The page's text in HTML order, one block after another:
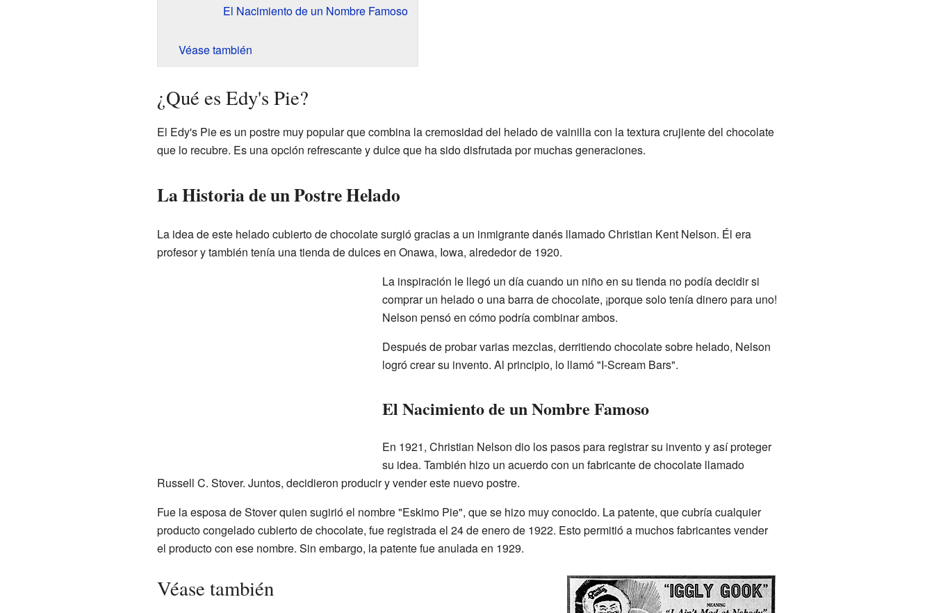
El Nacimiento de un Nombre Famoso
Véase también
¿Qué es Edy's Pie?
El Edy's Pie es un postre muy popular que combina la cremosidad del helado de vainilla con la textura crujiente del chocolate
que lo recubre. Es una opción refrescante y dulce que ha sido disfrutada por muchas generaciones.
La Historia de un Postre Helado
La idea de este helado cubierto de chocolate surgió gracias a un inmigrante danés llamado Christian Kent Nelson. Él era
profesor y también tenía una tienda de dulces en Onawa, Iowa, alrededor de 1920.
La inspiración le llegó un día cuando un niño en su tienda no podía decidir si
comprar un helado o una barra de chocolate, ¡porque solo tenía dinero para uno!
Nelson pensó en cómo podría combinar ambos.
Después de probar varias mezclas, derritiendo chocolate sobre helado, Nelson
logró crear su invento. Al principio, lo llamó "I-Scream Bars".
El Nacimiento de un Nombre Famoso
En 1921, Christian Nelson dio los pasos para registrar su invento y así proteger
su idea. También hizo un acuerdo con un fabricante de chocolate llamado
Russell C. Stover. Juntos, decidieron producir y vender este nuevo postre.
Fue la esposa de Stover quien sugirió el nombre "Eskimo Pie", que se hizo muy conocido. La patente, que cubría cualquier
producto congelado cubierto de chocolate, fue registrada el 24 de enero de 1922. Esto permitió a muchos fabricantes vender
el producto con ese nombre. Sin embargo, la patente fue anulada en 1929.
Véase también